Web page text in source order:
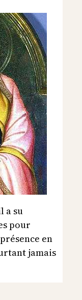
a su
pour
en
jamais